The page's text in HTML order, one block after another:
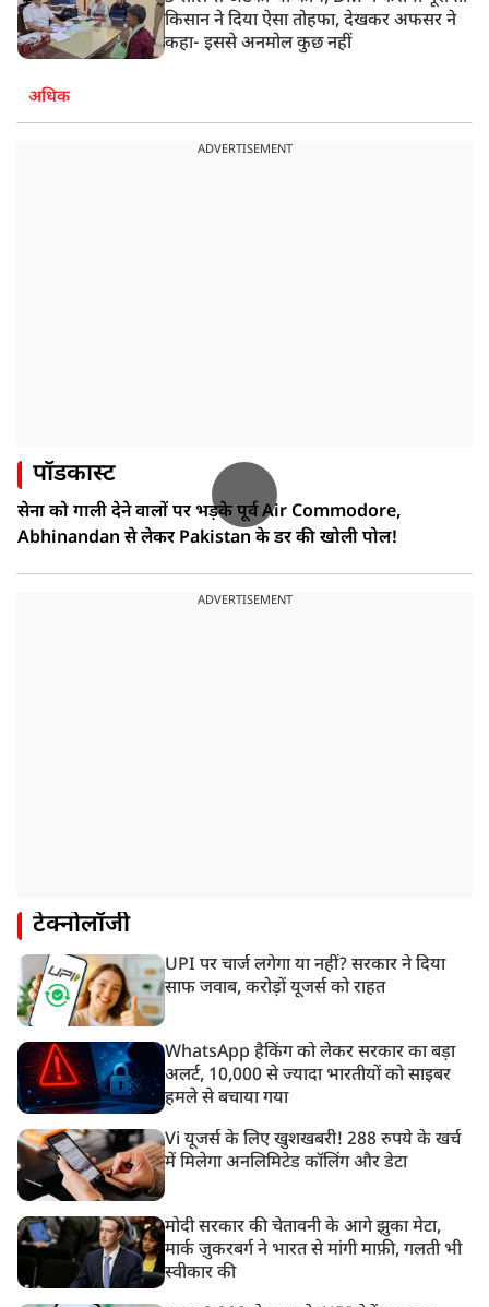
किसान ने दिया ऐसा तोहफा, देखकर अफसर ने
कहा- इससे अनमोल कुछ नहीं
अधिक
ADVERTISEMENT
पॉडकास्ट
सेना को गाली देने वालों पर भड़के पूर्व Air Commodore,
Abhinandan से लेकर Pakistan के डर की खोली पोल!
ADVERTISEMENT
टेक्नोलॉजी
UPI पर चार्ज लगेगा या नहीं? सरकार ने दिया
साफ जवाब, करोड़ों यूजर्स को राहत
WhatsApp हैकिंग को लेकर सरकार का बड़ा
अलर्ट, 10,000 से ज्यादा भारतीयों को साइबर
हमले से बचाया गया
Vi यूजर्स के लिए खुशखबरी! 288 रुपये के खर्च
में मिलेगा अनलिमिटेड कॉलिंग और डेटा
मोदी सरकार की चेतावनी के आगे झुका मेटा,
मार्क ज़ुकरबर्ग ने भारत से मांगी माफ़ी, गलती भी
स्वीकार की